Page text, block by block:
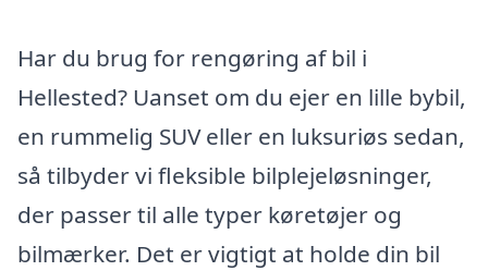
Har du brug for rengøring af bil i
Hellested? Uanset om du ejer en lille bybil,
en rummelig SUV eller en luksuriøs sedan,
så tilbyder vi fleksible bilplejeløsninger,
der passer til alle typer køretøjer og
bilmærker. Det er vigtigt at holde din bil